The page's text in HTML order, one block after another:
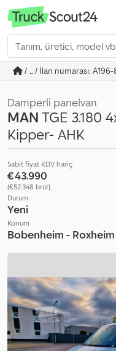
/ ... / İlan numarası:
Damperli panelvan
MANTGE 3.180
Kipper- AHK
Sabit fiyat KDV hariç
€43.990
(€52.348 brüt)
Durum
Yeni
Konum
Bobenheim - Roxheim